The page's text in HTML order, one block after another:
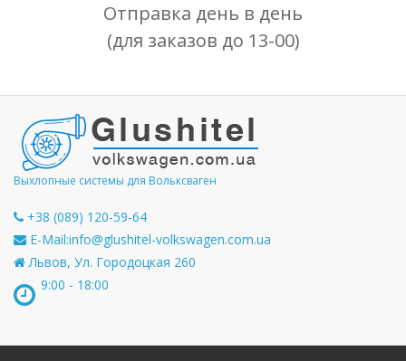
Отправка день в день
(для заказов до 13-00)
Выхлопные системы для Вольксваген
+38 (089) 120-59-64
E-Mail:info@glushitel-volkswagen.com.ua
Львов, Ул. Городоцкая 260
9:00 - 18:00